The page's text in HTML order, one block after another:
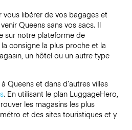
libérer de vos bagages et
Queens sans vos sacs. Il
sur notre plateforme de
consigne la plus proche et la
un hôtel ou un autre type
Queens et dans d’autres villes
. En utilisant le plan LuggageHero,
les magasins les plus
et des sites touristiques et y